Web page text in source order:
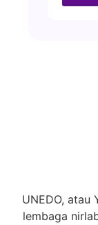
UNEDO, atau
lembaga